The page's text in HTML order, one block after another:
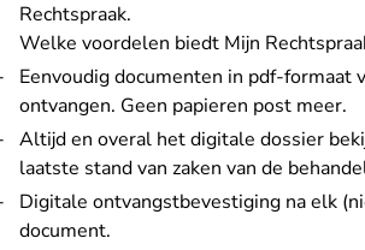
Rechtspraak.
Welke voordelen biedt Mijn
Eenvoudig documenten in pdf-formaat
ontvangen. Geen papieren post meer.
Altijd en overal het digitale dossier
laatste stand van zaken van de
Digitale ontvangstbevestiging na elk
document.